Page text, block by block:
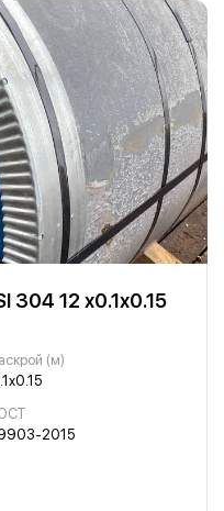
304 12 х0.1х0.15
(м)
2015